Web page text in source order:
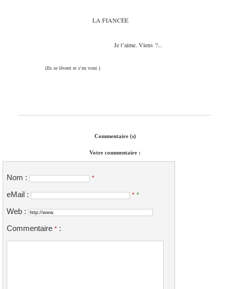
LA FIANCÉE
Je t’aime. Viens ?...
(Ils se lèvent et s’en vont.)
Commentaire (s)
Votre commentaire :
Nom : *
eMail : * *
Web :
Commentaire * :